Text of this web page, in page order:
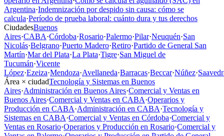
Argentina·Indemnización por despido sin causa: cómo se
calcula·Período de prueba laboral: cuánto dura y tus derechos
CiudadesBuenos
Aires·CABA·Córdoba·Rosario·Palermo·Pilar·Neuquén·San
Nicolás·Belgrano·Puerto Madero·Retiro·Partido de General San
Martín·Mar del Plata·La Plata·Tigre·San Miguel de
Tucumán·Vicente
López·Ezeiza·Mendoza·Avellaneda·Barracas·Beccar·Núñez·
Área × ciudadTecnología y Sistemas en Buenos
Aires·Administración en Buenos Aires·Comercial y Ventas en
Buenos Aires·Comercial y Ventas en CABA·Operarios y
Producción en CABA·Administración en CABA·Tecnología y
Sistemas en CABA·Comercial y Ventas en Córdoba·Comercial y
Ventas en Rosario·Operarios y Producción en Rosario·Comercial y